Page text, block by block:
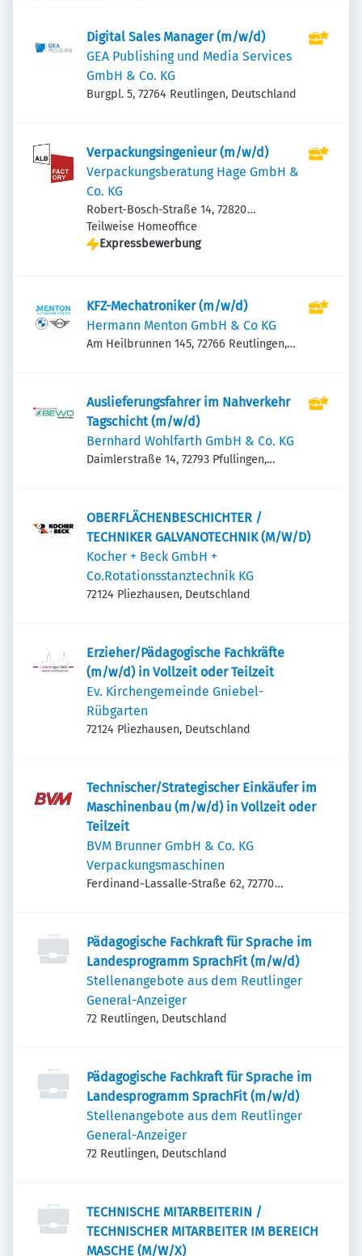
Digital Sales Manager (m/w/d)
GEA Publishing und Media Services
GmbH & Co. KG
Burgpl. 5, 72764 Reutlingen, Deutschland
Verpackungsingenieur (m/w/d)
Verpackungsberatung Hage GmbH &
Co. KG
Robert-Bosch-Straße 14, 72820
Sonnenbühl, Deutschland
Teilweise Homeoffice
Expressbewerbung
KFZ-Mechatroniker (m/w/d)
Hermann Menton GmbH & Co KG
Am Heilbrunnen 145, 72766 Reutlingen,
Auslieferungsfahrer im Nahverkehr
Tagschicht (m/w/d)
Bernhard Wohlfarth GmbH & Co. KG
Daimlerstraße 14, 72793 Pfullingen,
OBERFLÄCHENBESCHICHTER /
TECHNIKER GALVANOTECHNIK (M/W/D)
Kocher + Beck GmbH +
Co.Rotationsstanztechnik KG
72124 Pliezhausen, Deutschland
Erzieher/Pädagogische Fachkräfte
(m/w/d) in Vollzeit oder Teilzeit
Ev. Kirchengemeinde Gniebel-
Rübgarten
72124 Pliezhausen, Deutschland
Technischer/Strategischer Einkäufer im
Maschinenbau (m/w/d) in Vollzeit oder
Teilzeit
BVM Brunner GmbH & Co. KG
Verpackungsmaschinen
Ferdinand-Lassalle-Straße 62, 72770
Pädagogische Fachkraft für Sprache im
Landesprogramm SprachFit (m/w/d)
Stellenangebote aus dem Reutlinger
General-Anzeiger
72 Reutlingen, Deutschland
Pädagogische Fachkraft für Sprache im
Landesprogramm SprachFit (m/w/d)
Stellenangebote aus dem Reutlinger
General-Anzeiger
72 Reutlingen, Deutschland
TECHNISCHE MITARBEITERIN /
TECHNISCHER MITARBEITER IM BEREICH
MASCHE (M/W/X)